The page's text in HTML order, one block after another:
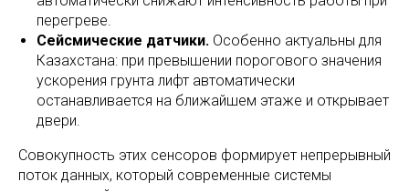
перегреве.
Сейсмические датчики. Особенно актуальны для
Казахстана: при превышении порогового значения
ускорения грунта лифт автоматически
останавливается на ближайшем этаже и открывает
двери.
Совокупность этих сенсоров формирует непрерывный
поток данных, который современные системы